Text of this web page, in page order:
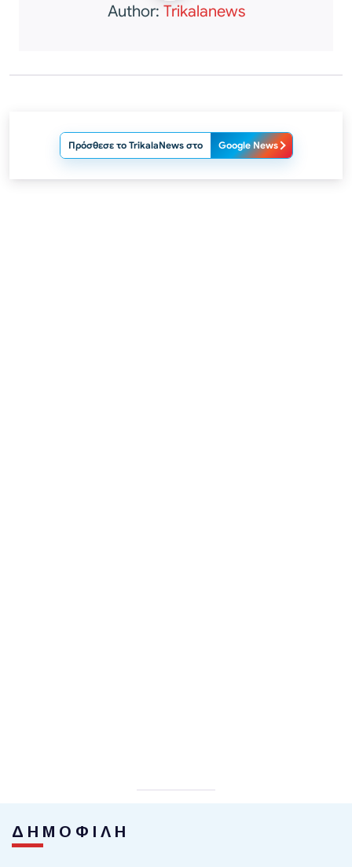
Author: Trikalanews
Πρόσθεσε το TrikalaNews στο Google News
ΔΗΜΟΦΙΛΗ